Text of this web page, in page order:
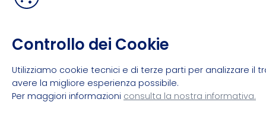
Controllo dei Cookie
Utilizziamo cookie tecnici e di terze parti per analizzare il
avere la migliore esperienza possibile.
Per maggiori informazioni consulta la nostra informativa.